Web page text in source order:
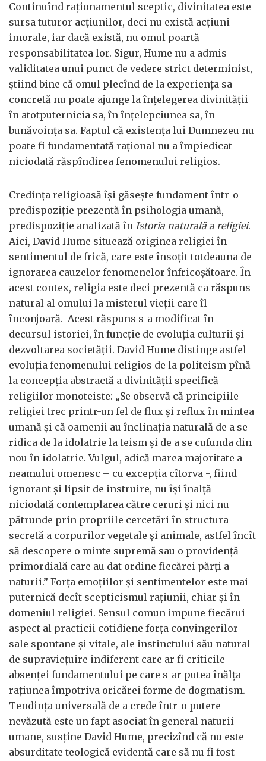
Continuînd raționamentul sceptic, divinitatea este
sursa tuturor acțiunilor, deci nu există acțiuni
imorale, iar dacă există, nu omul poartă
responsabilitatea lor. Sigur, Hume nu a admis
validitatea unui punct de vedere strict determinist,
știind bine că omul plecînd de la experiența sa
concretă nu poate ajunge la înțelegerea divinității
în atotputernicia sa, în înțelepciunea sa, în
bunăvoința sa. Faptul că existența lui Dumnezeu nu
poate fi fundamentată rațional nu a împiedicat
niciodată răspîndirea fenomenului religios.
Credința religioasă își găsește fundament într-o
predispoziție prezentă în psihologia umană,
predispoziție analizată în Istoria naturală a religiei.
Aici, David Hume situează originea religiei în
sentimentul de frică, care este însoțit totdeauna de
ignorarea cauzelor fenomenelor înfricoșătoare. În
acest contex, religia este deci prezentă ca răspuns
natural al omului la misterul vieții care îl
înconjoară. Acest răspuns s-a modificat în
decursul istoriei, în funcție de evoluția culturii și
dezvoltarea societății. David Hume distinge astfel
evoluția fenomenului religios de la politeism pînă
la concepția abstractă a divinității specifică
religiilor monoteiste: „Se observă că principiile
religiei trec printr-un fel de flux și reflux în mintea
umană și că oamenii au înclinația naturală de a se
ridica de la idolatrie la teism și de a se cufunda din
nou în idolatrie. Vulgul, adică marea majoritate a
neamului omenesc – cu excepția cîtorva -, fiind
ignorant și lipsit de instruire, nu își înalță
niciodată contemplarea către ceruri și nici nu
pătrunde prin propriile cercetări în structura
secretă a corpurilor vegetale și animale, astfel încît
să descopere o minte supremă sau o providență
primordială care au dat ordine fiecărei părți a
naturii.” Forța emoțiilor și sentimentelor este mai
puternică decît scepticismul rațiunii, chiar și în
domeniul religiei. Sensul comun impune fiecărui
aspect al practicii cotidiene forța convingerilor
sale spontane și vitale, ale instinctului său natural
de supraviețuire indiferent care ar fi criticile
absenței fundamentului pe care s-ar putea înălța
rațiunea împotriva oricărei forme de dogmatism.
Tendința universală de a crede într-o putere
nevăzută este un fapt asociat în general naturii
umane, susține David Hume, precizînd că nu este
absurditate teologică evidentă care să nu fi fost